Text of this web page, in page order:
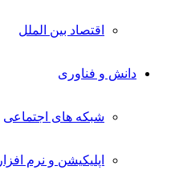
اقتصاد بین الملل
دانش و فناوری
شبکه های اجتماعی
اپلیکیشن و نرم افزار